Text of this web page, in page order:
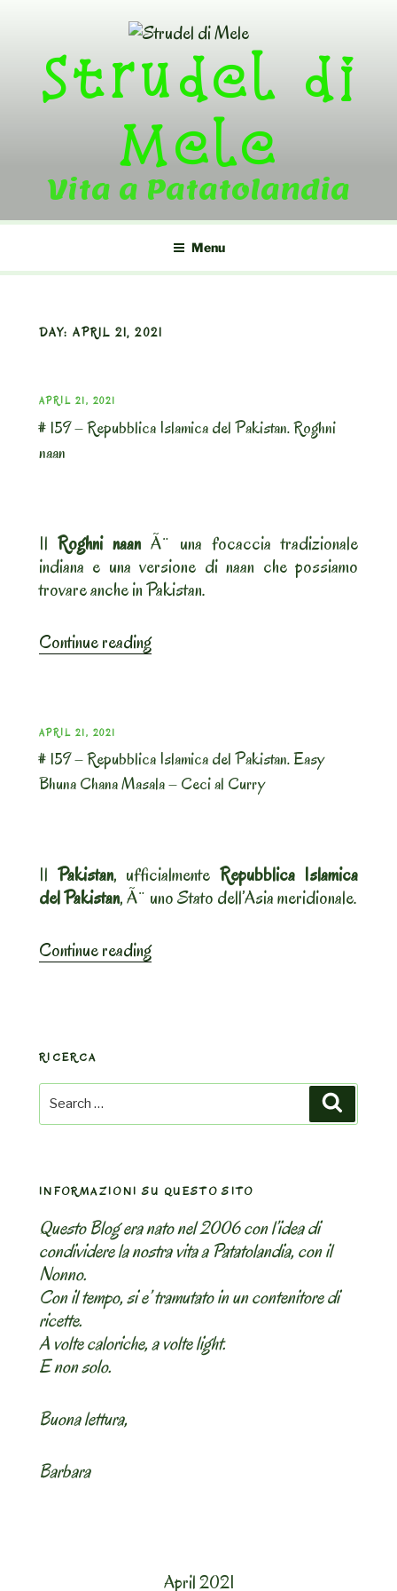
contentStrudel di
Mele
Vita a Patatolandia
Menu
DAY: APRIL 21, 2021
POSTED
ON
APRIL 21, 2021
# 159 – Repubblica Islamica del Pakistan. Roghni
naan
Il Roghni naan Ã¨ una focaccia tradizionale
indiana e una versione di naan che possiamo
trovare anche in Pakistan.
Continue reading“#
del
Pakistan.
POSTED
ON
APRIL 21, 2021
# 159 – Repubblica Islamica del Pakistan. Easy
Bhuna Chana Masala – Ceci al Curry
Il Pakistan, ufficialmente Repubblica Islamica
del Pakistan, Ã¨ uno Stato dell’Asia meridionale.
Continue reading“#
Pakistan.
Masala
–
Ceci
al
RICERCA
Search
for:
INFORMAZIONI SU QUESTO SITO
Questo Blog era nato nel 2006 con l’idea di
condividere la nostra vita a Patatolandia, con il
Nonno.
Con il tempo, si e’ tramutato in un contenitore di
ricette.
A volte caloriche, a volte light.
E non solo.
Buona lettura,
Barbara
April 2021